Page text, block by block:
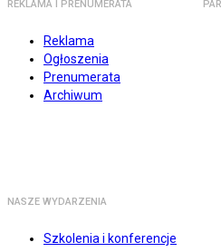
REKLAMA I PRENUMERATA
Reklama
Ogłoszenia
Prenumerata
Archiwum
NASZE WYDARZENIA
Szkolenia i konferencje